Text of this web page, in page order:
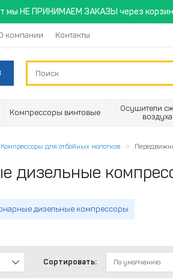
мы НЕ ПРИНИМАЕМ ЗАКАЗЫ через
компании Контакты
Компрессоры винтовые
Осушители
воздуха
Компрессоры для отбойных молотков
дизельные
дизельные компрессоры
Сортировать: По умолчанию